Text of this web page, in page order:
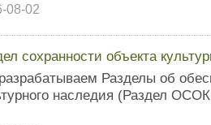
08-02
сохранности объекта
Разделы об
наследия (Раздел